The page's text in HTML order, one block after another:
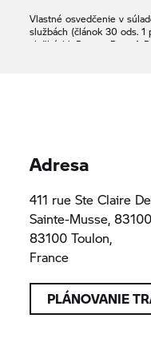
Vlastné osvedčenie v
službách (článok 30 ods.
službách): Partner Rent A
Adresa
411 rue Ste Claire
Sainte-Musse,
83100 Toulon,
France
PLÁNOVANIE